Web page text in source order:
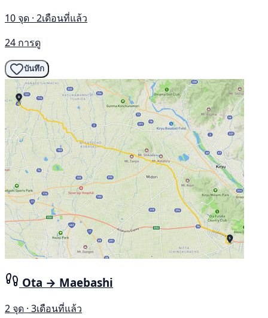
10 จุด · 2เดือนที่แล้ว
24 การดู
บันทึก
Ota → Maebashi
2 จุด · 3เดือนที่แล้ว